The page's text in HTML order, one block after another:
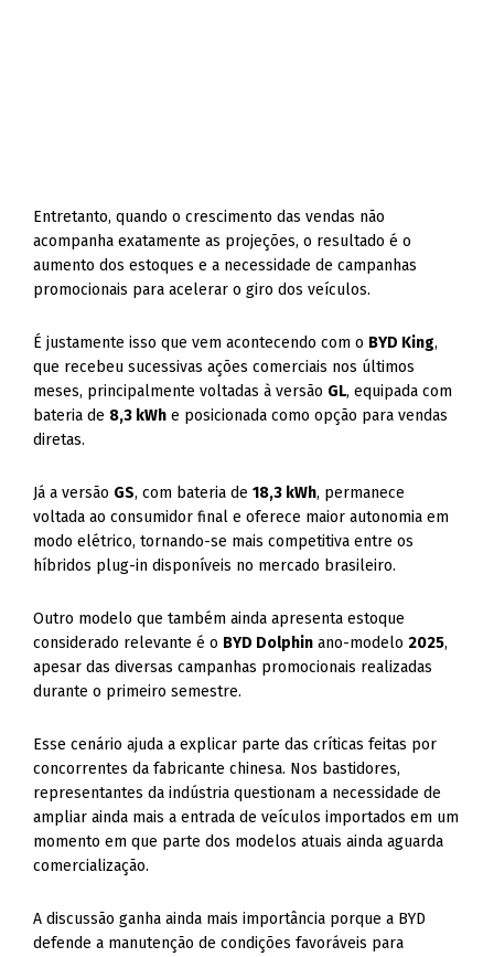
Entretanto, quando o crescimento das vendas não
acompanha exatamente as projeções, o resultado é o
aumento dos estoques e a necessidade de campanhas
promocionais para acelerar o giro dos veículos.
É justamente isso que vem acontecendo com o BYD King,
que recebeu sucessivas ações comerciais nos últimos
meses, principalmente voltadas à versão GL, equipada com
bateria de 8,3 kWh e posicionada como opção para vendas
diretas.
Já a versão GS, com bateria de18,3 kWh, permanece
voltada ao consumidor final e oferece maior autonomia em
modo elétrico, tornando-se mais competitiva entre os
híbridos plug-in disponíveis no mercado brasileiro.
Outro modelo que também ainda apresenta estoque
considerado relevante é o BYD Dolphin ano-modelo2025,
apesar das diversas campanhas promocionais realizadas
durante o primeiro semestre.
Esse cenário ajuda a explicar parte das críticas feitas por
concorrentes da fabricante chinesa. Nos bastidores,
representantes da indústria questionam a necessidade de
ampliar ainda mais a entrada de veículos importados em um
momento em que parte dos modelos atuais ainda aguarda
comercialização.
A discussão ganha ainda mais importância porque a BYD
defende a manutenção de condições favoráveis para